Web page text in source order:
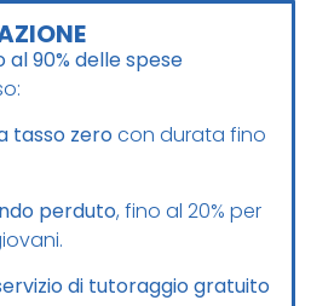
al 90% delle spese
tasso zerocon durata fino
perduto, fino al 20% per
di tutoraggio gratuito